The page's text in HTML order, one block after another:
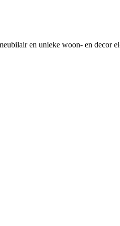
en unieke woon- en decor